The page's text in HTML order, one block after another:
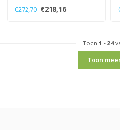
plastic zakjes.
€272,70 €218,16
Toon 1 - 24
Toon